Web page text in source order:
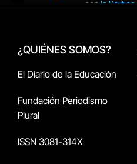
¿QUIÉNES SOMOS?
El Diario de la Educación
Fundación Periodismo
Plural
ISSN 3081-314X